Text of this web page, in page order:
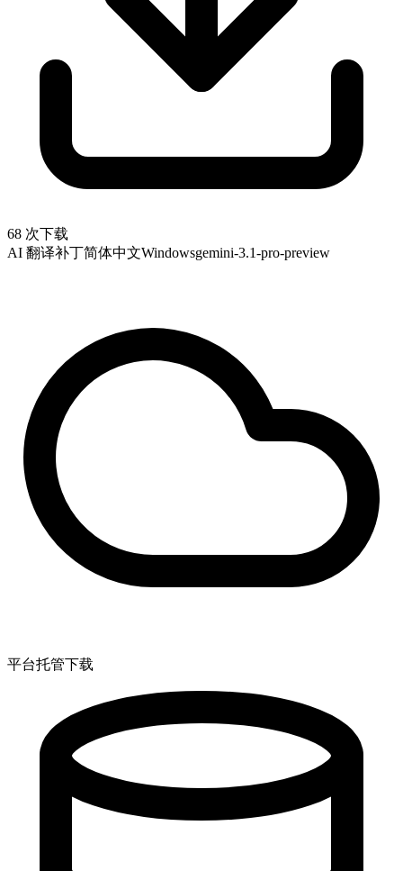
68 次下载
AI 翻译补丁简体中文Windowsgemini-3.1-pro-preview
平台托管下载